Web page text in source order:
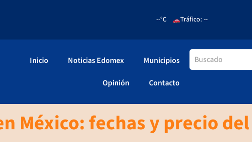
--°C Tráfico: --
Inicio Noticias Edomex Municipios
Opinión Contacto
México: fechas y precio